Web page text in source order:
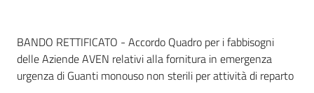
Piattaforme
telematiche
Dati del bando
BANDO RETTIFICATO - Accordo Quadro per i fabbisogni
delle Aziende AVEN relativi alla fornitura in emergenza
urgenza di Guanti monouso non sterili per attività di reparto